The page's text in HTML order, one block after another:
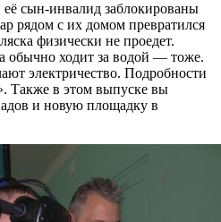
сын-инвалид заблокированы
рядом с их домом превратился
физически не проедет.
обычно ходит за водой — тоже.
электричество. Подробности
Также в этом выпуске вы
и новую площадку в